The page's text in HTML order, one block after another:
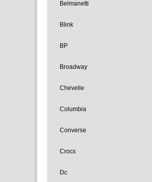
Belmanetti
Blink
BP
Broadway
Chevelle
Columbia
Converse
Crocs
Dc